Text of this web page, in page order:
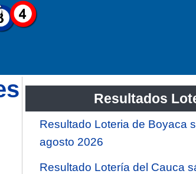
Resultados
Resultado Loteria de Boyaca
agosto 2026
Resultado Lotería del Cauca